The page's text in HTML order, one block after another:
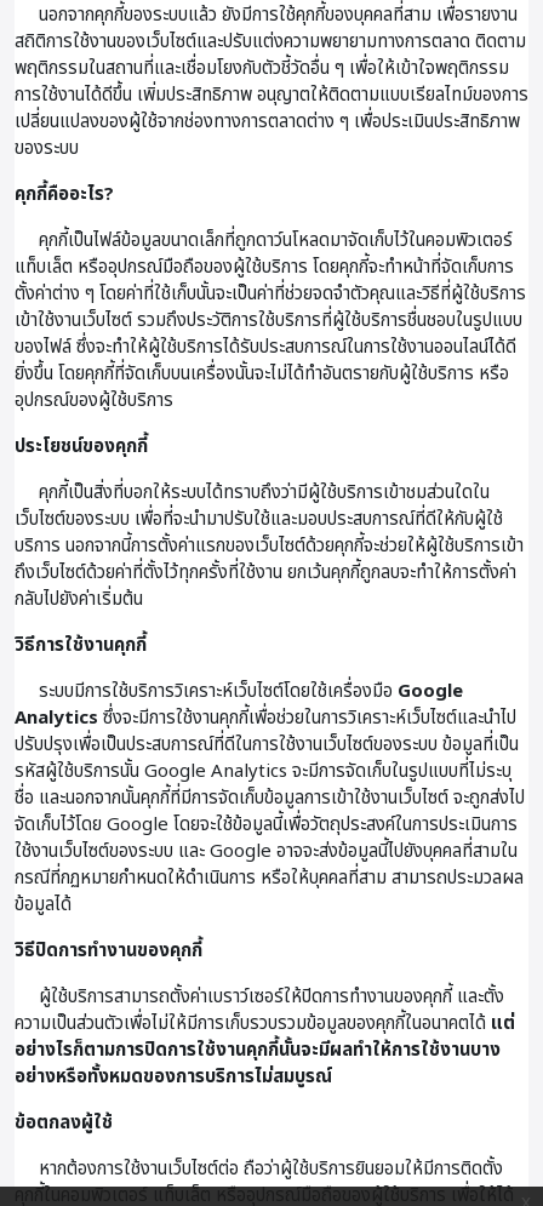
นอกจากคุกกี้ของระบบแล้ว ยังมีการใช้คุกกี้ของบุคคลที่สาม เพื่อรายงาน
สถิติการใช้งานของเว็บไซต์และปรับแต่งความพยายามทางการตลาด ติดตาม
พฤติกรรมในสถานที่และเชื่อมโยงกับตัวชี้วัดอื่น ๆ เพื่อให้เข้าใจพฤติกรรม
การใช้งานได้ดีขึ้น เพิ่มประสิทธิภาพ อนุญาตให้ติดตามแบบเรียลไทม์ของการ
เปลี่ยนแปลงของผู้ใช้จากช่องทางการตลาดต่าง ๆ เพื่อประเมินประสิทธิภาพ
ของระบบ
คุกกี้คืออะไร?
คุกกี้เป็นไฟล์ข้อมูลขนาดเล็กที่ถูกดาว์นโหลดมาจัดเก็บไว้ในคอมพิวเตอร์
แท็บเล็ต หรืออุปกรณ์มือถือของผู้ใช้บริการ โดยคุกกี้จะทำหน้าที่จัดเก็บการ
ตั้งค่าต่าง ๆ โดยค่าที่ใช้เก็บนั้นจะเป็นค่าที่ช่วยจดจำตัวคุณและวิธีที่ผู้ใช้บริการ
เข้าใช้งานเว็บไซต์ รวมถึงประวัติการใช้บริการที่ผู้ใช้บริการชื่นชอบในรูปแบบ
ของไฟล์ ซึ่งจะทำให้ผู้ใช้บริการได้รับประสบการณ์ในการใช้งานออนไลน์ได้ดี
ยิ่งขึ้น โดยคุกกี้ที่จัดเก็บบนเครื่องนั้นจะไม่ได้ทำอันตรายกับผู้ใช้บริการ หรือ
อุปกรณ์ของผู้ใช้บริการ
ประโยชน์ของคุกกี้
คุกกี้เป็นสิ่งที่บอกให้ระบบได้ทราบถึงว่ามีผู้ใช้บริการเข้าชมส่วนใดใน
เว็บไซต์ของระบบ เพื่อที่จะนำมาปรับใช้และมอบประสบการณ์ที่ดีให้กับผู้ใช้
บริการ นอกจากนี้การตั้งค่าแรกของเว็บไซต์ด้วยคุกกี้จะช่วยให้ผู้ใช้บริการเข้า
ถึงเว็บไซต์ด้วยค่าที่ตั้งไว้ทุกครั้งที่ใช้งาน ยกเว้นคุกกี้ถูกลบจะทำให้การตั้งค่า
กลับไปยังค่าเริ่มต้น
วิธีการใช้งานคุกกี้
ระบบมีการใช้บริการวิเคราะห์เว็บไซต์โดยใช้เครื่องมือ Google
Analytics ซึ่งจะมีการใช้งานคุกกี้เพื่อช่วยในการวิเคราะห์เว็บไซต์และนำไป
ปรับปรุงเพื่อเป็นประสบการณ์ที่ดีในการใช้งานเว็บไซต์ของระบบ ข้อมูลที่เป็น
รหัสผู้ใช้บริการนั้น Google Analytics จะมีการจัดเก็บในรูปแบบที่ไม่ระบุ
ชื่อ และนอกจากนั้นคุกกี้ที่มีการจัดเก็บข้อมูลการเข้าใช้งานเว็บไซต์ จะถูกส่งไป
จัดเก็บไว้โดย Google โดยจะใช้ข้อมูลนี้เพื่อวัตถุประสงค์ในการประเมินการ
ใช้งานเว็บไซต์ของระบบ และ Google อาจจะส่งข้อมูลนี้ไปยังบุคคลที่สามใน
กรณีที่กฏหมายกำหนดให้ดำเนินการ หรือให้บุคคลที่สาม สามารถประมวลผล
ข้อมูลได้
วิธีปิดการทำงานของคุกกี้
ผู้ใช้บริการสามารถตั้งค่าเบราว์เซอร์ให้ปิดการทำงานของคุกกี้ และตั้ง
ความเป็นส่วนตัวเพื่อไม่ให้มีการเก็บรวบรวมข้อมูลของคุกกี้ในอนาคตได้ แต่
อย่างไรก็ตามการปิดการใช้งานคุกกี้นั้นจะมีผลทำให้การใช้งานบาง
อย่างหรือทั้งหมดของการบริการไม่สมบูรณ์
ข้อตกลงผู้ใช้
หากต้องการใช้งานเว็บไซต์ต่อ ถือว่าผู้ใช้บริการยินยอมให้มีการติดตั้ง
คุกกี้ในคอมพิวเตอร์ แท็บเล็ต หรืออุปกรณ์มือถือของผู้ใช้บริการ เพื่อให้ได้